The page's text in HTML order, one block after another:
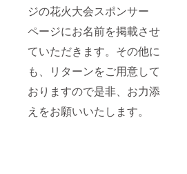
ジの花火大会スポンサー
ページにお名前を掲載させ
ていただきます。その他に
も、リターンをご用意して
おりますので是非、お力添
えをお願いいたします。